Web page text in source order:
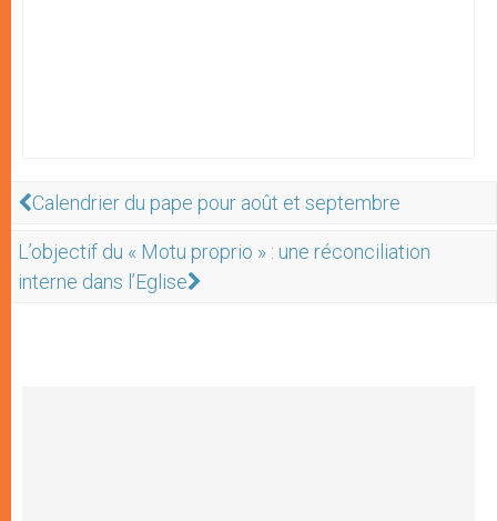
Calendrier du pape pour août et septembre
L’objectif du « Motu proprio » : une réconciliation
interne dans l’Eglise